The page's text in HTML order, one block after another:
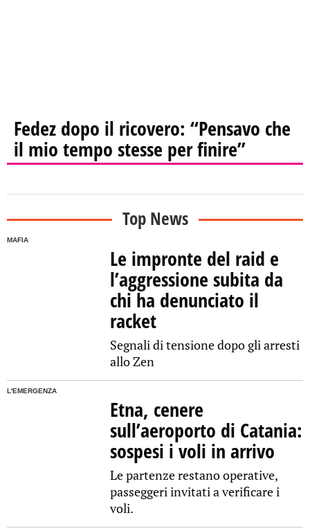
Fedez dopo il ricovero: “Pensavo che
il mio tempo stesse per finire”
Top News
MAFIA
Le impronte del raid e
l’aggressione subita da
chi ha denunciato il
racket
Segnali di tensione dopo gli arresti
allo Zen
L'EMERGENZA
Etna, cenere
sull’aeroporto di Catania:
sospesi i voli in arrivo
Le partenze restano operative,
passeggeri invitati a verificare i
voli.